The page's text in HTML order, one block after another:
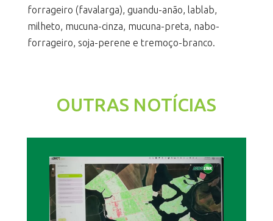
forrageiro (favalarga), guandu-anão, lablab,
milheto, mucuna-cinza, mucuna-preta, nabo-
forrageiro, soja-perene e tremoço-branco.
OUTRAS NOTÍCIAS